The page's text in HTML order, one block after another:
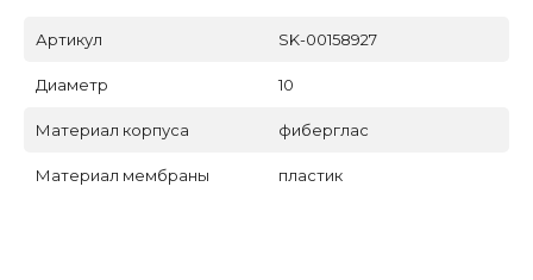
Артикул SK-00158927
Диаметр 10
Материал корпуса фиберглас
Материал мембраны пластик